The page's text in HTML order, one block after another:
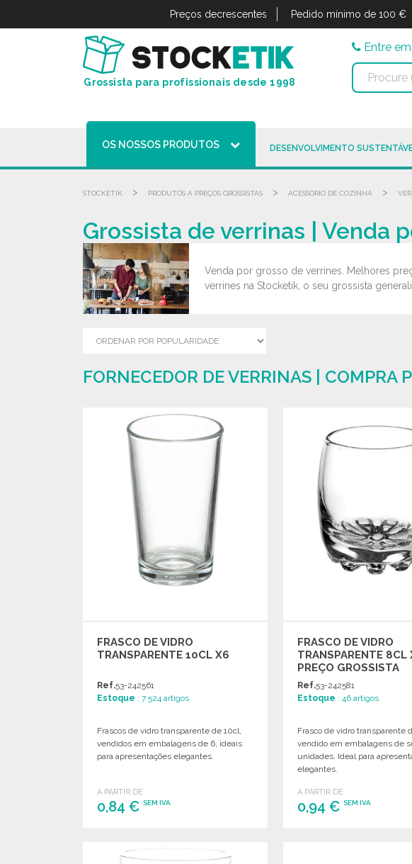
Preços decrescentes Pedido mínimo de 100 €
Grossista para profissionais desde 1998
Entre
OS NOSSOS PRODUTOS DESENVOLVIMENTO
STOCKETIK > PRODUTOS A PREÇOS GROSSISTAS > ACESSÓRIO DE COZINHA >
Grossista de verrinas | Venda
Venda por grosso de verrines. Melhores
verrines na Stocketik, o seu grossista
FORNECEDOR DE VERRINAS | COMPRA
FRASCO DE VIDRO
TRANSPARENTE 10CL X6
Ref.53-242561
Estoque : 7 524 artigos
Frascos de vidro transparente de 10cl,
vendidos em embalagens de 6, ideais
para apresentações elegantes.
A PARTIR DE
0,84 € SEM IVA
Solicitar um orçamento
FRASCO DE VIDRO
TRANSPARENTE 8CL
PREÇO GROSSISTA
Ref.53-242581
Estoque : 46 artigos
Frasco de vidro transparente
vendido em embalagens de
unidades. Ideal para
elegantes.
A PARTIR DE
0,94 €SEM IVA